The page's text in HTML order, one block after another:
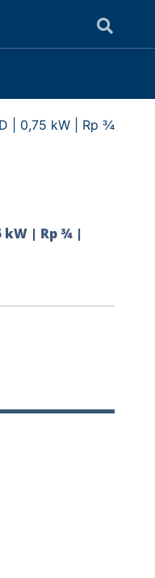
| 0,75 kW | Rp ¾
kW | Rp ¾ |